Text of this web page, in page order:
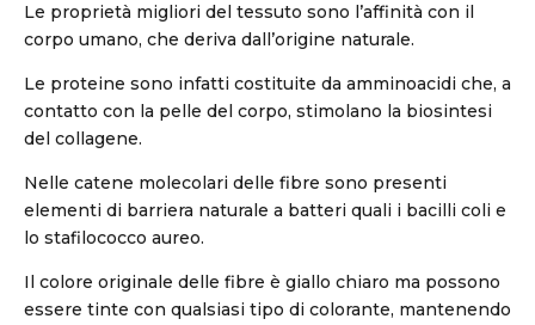
Le proprietà migliori del tessuto sono l’affinità con il
corpo umano, che deriva dall’origine naturale.
Le proteine sono infatti costituite da amminoacidi che, a
contatto con la pelle del corpo, stimolano la biosintesi
del collagene.
Nelle catene molecolari delle fibre sono presenti
elementi di barriera naturale a batteri quali i bacilli coli e
lo stafilococco aureo.
Il colore originale delle fibre è giallo chiaro ma possono
essere tinte con qualsiasi tipo di colorante, mantenendo